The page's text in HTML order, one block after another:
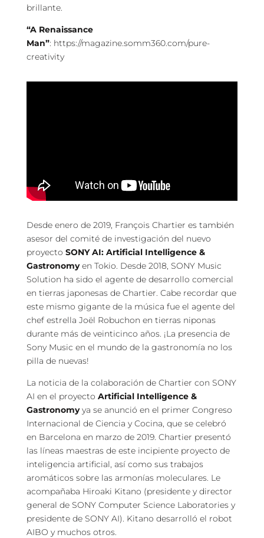
brillante.
“A Renaissance
Man”: https://magazine.somm360.com/pure-
creativity
Desde enero de 2019, François Chartier es también
asesor del comité de investigación del nuevo
proyecto SONY AI: Artificial Intelligence &
Gastronomyen Tokio. Desde 2018, SONY Music
Solution ha sido el agente de desarrollo comercial
en tierras japonesas de Chartier. Cabe recordar que
este mismo gigante de la música fue el agente del
chef estrella Joël Robuchon en tierras niponas
durante más de veinticinco años. ¡La presencia de
Sony Music en el mundo de la gastronomía no los
pilla de nuevas!
La noticia de la colaboración de Chartier con SONY
AI en el proyecto Artificial Intelligence &
Gastronomyya se anunció en el primer Congreso
Internacional de Ciencia y Cocina, que se celebró
en Barcelona en marzo de 2019. Chartier presentó
las líneas maestras de este incipiente proyecto de
inteligencia artificial, así como sus trabajos
aromáticos sobre las armonías moleculares. Le
acompañaba Hiroaki Kitano (presidente y director
general de SONY Computer Science Laboratories y
presidente de SONY AI). Kitano desarrolló el robot
AIBO y muchos otros.